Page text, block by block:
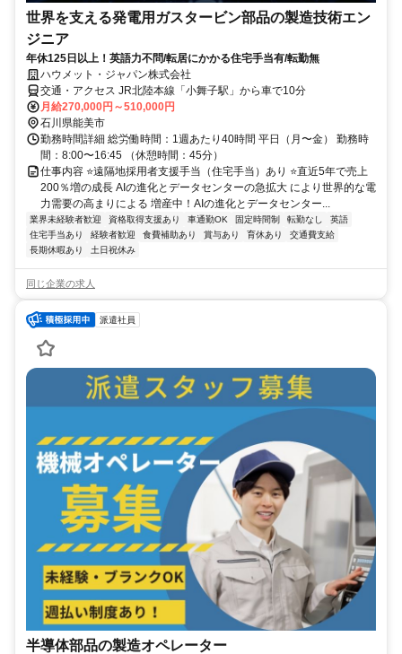
世界を支える発電用ガスタービン部品の製造技術エン
ジニア
年休125日以上！英語力不問/転居にかかる住宅手当有/転勤無
ハウメット・ジャパン株式会社
交通・アクセス JR北陸本線「小舞子駅」から車で10分
月給270,000円～510,000円
石川県能美市
勤務時間詳細 総労働時間：1週あたり40時間 平日（月〜金） 勤務時
間：8:00〜16:45 （休憩時間：45分）
仕事内容 ⭐遠隔地採用者支援手当（住宅手当）あり ⭐直近5年で売上
200％増の成長 AIの進化とデータセンターの急拡大 により世界的な電
力需要の高まりによる 増産中！AIの進化とデータセンター...
業界未経験者歓迎 資格取得支援あり 車通勤OK 固定時間制 転勤なし
英語
住宅手当あり
経験者歓迎 食費補助あり 賞与あり 育休あり
交通費支給
長期休暇あり
土日祝休み
同じ企業の求人
派遣社員
半導体部品の製造オペレーター